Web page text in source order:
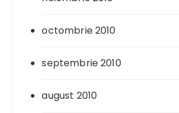
octombrie 2010
septembrie 2010
august 2010